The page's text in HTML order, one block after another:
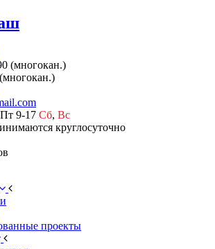
(многокан.)
9-17 Сб, Вс
круглосуточно
проекты